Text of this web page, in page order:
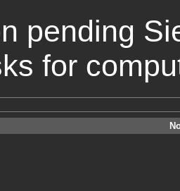
pending
for